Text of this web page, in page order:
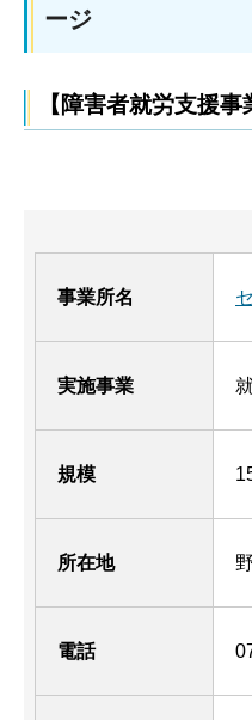
ージ
【障害者就労支援事
事業所名
実施事業
規模
所在地
電話